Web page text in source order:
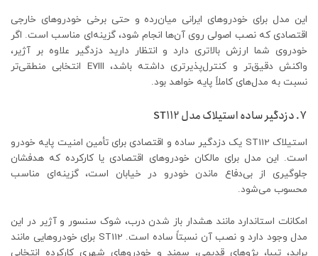
این مدل برای خودروهای ایرانی میان‌رده و حتی برخی خودروهای خارجی
اقتصادی که نصب اصولی روی آن‌ها انجام شود، گزینه‌ای مناسب است. اگر
خودروی شما ارزش بالاتری دارد و انتظار دارید دزدگیر علاوه بر آژیر،
واکنش دقیق‌تر و کنترل‌پذیرتری داشته باشد، E7III انتخابی منطقی‌تر
نسبت به مدل‌های کاملاً پایه خواهد بود.
7. دزدگیر ساده استیلاک مدل ST112
استیلاک ST112 یک دزدگیر ساده و اقتصادی برای تأمین امنیت پایه خودرو
است. این مدل برای مالکان خودروهای اقتصادی یا کارکرده که هدفشان
جلوگیری از بی‌دفاع ماندن خودرو در خیابان است، گزینه‌ای مناسب
محسوب می‌شود.
امکانات استاندارد مانند هشدار باز شدن درب، شوک سنسور و آژیر در این
مدل وجود دارد و نصب آن نسبتاً ساده است. ST112 برای خودروهایی مانند
پراید، تیبا، پژوهای قدیمی، سمند و خودروهای شهری کارکرده انتخابی